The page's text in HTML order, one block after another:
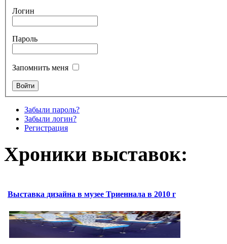
Логин
Пароль
Запомнить меня
Забыли пароль?
Забыли логин?
Регистрация
Хроники выставок:
Выставка дизайна в музее Триеннала в 2010 г